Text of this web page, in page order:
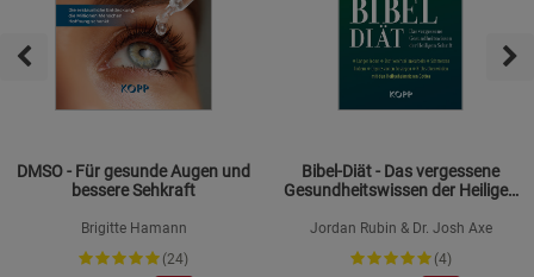
DMSO - Für gesunde Augen und
bessere Sehkraft
Brigitte Hamann
(24)
Bibel-Diät - Das vergessene
Gesundheitswissen der Heiligen
Jordan Rubin & Dr. Josh Axe
(4)